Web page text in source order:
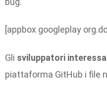
[appbox googleplay
Gli sviluppatori
piattaforma GitHub i file